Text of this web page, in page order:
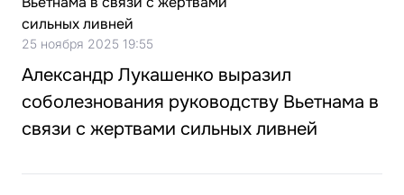
25 ноября 2025 19:55
Александр Лукашенко выразил
соболезнования руководству Вьетнама в
связи с жертвами сильных ливней